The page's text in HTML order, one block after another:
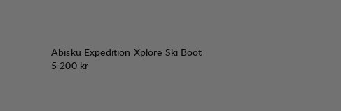
Abisku Expedition Xplore Ski Boot
Pris:
5 200 kr